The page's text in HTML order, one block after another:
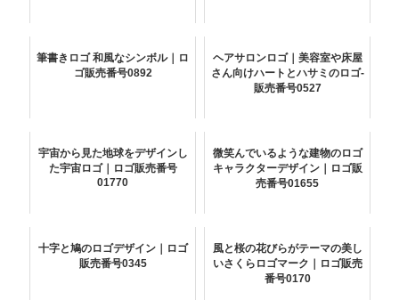
筆書きロゴ 和風なシンボル｜ロ
ゴ販売番号0892
ヘアサロンロゴ｜美容室や床屋
さん向けハートとハサミのロゴ-
販売番号0527
宇宙から見た地球をデザインし
た宇宙ロゴ｜ロゴ販売番号
01770
微笑んでいるような建物のロゴ
キャラクターデザイン｜ロゴ販
売番号01655
十字と鳩のロゴデザイン｜ロゴ
販売番号0345
風と桜の花びらがテーマの美し
いさくらロゴマーク｜ロゴ販売
番号0170